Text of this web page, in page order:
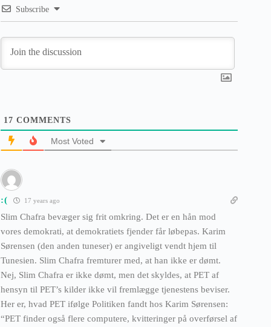
Subscribe
17 COMMENTS
Most Voted
:( 17 years ago
Slim Chafra bevæger sig frit omkring. Det er en hån mod
vores demokrati, at demokratiets fjender får løbepas. Karim
Sørensen (den anden tuneser) er angiveligt vendt hjem til
Tunesien. Slim Chafra fremturer med, at han ikke er dømt.
Nej, Slim Chafra er ikke dømt, men det skyldes, at PET af
hensyn til PET’s kilder ikke vil fremlægge tjenestens beviser.
Her er, hvad PET ifølge Politiken fandt hos Karim Sørensen:
“PET finder også flere computere, kvitteringer på overførsel af